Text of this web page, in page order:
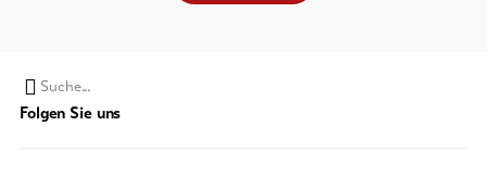
Suchwort
Folgen Sie uns